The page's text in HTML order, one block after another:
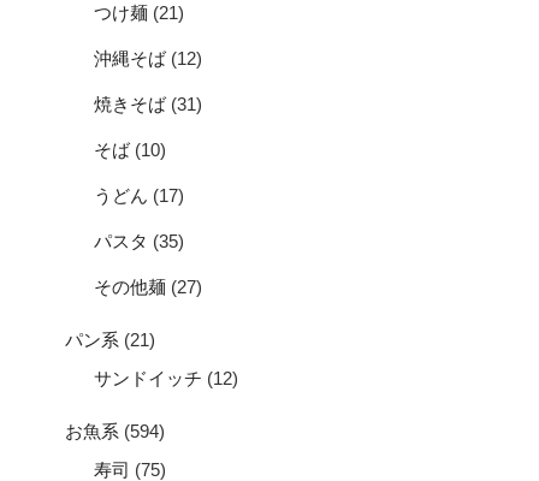
つけ麺 (21)
沖縄そば(12)
焼きそば(31)
そば(10)
うどん (17)
パスタ (35)
その他麺 (27)
パン系 (21)
サンドイッチ (12)
お魚系 (594)
寿司 (75)